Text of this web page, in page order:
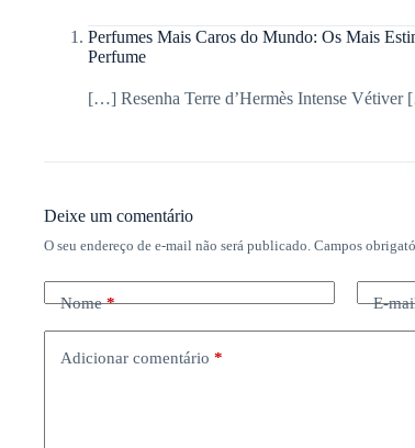
Perfumes Mais Caros do Mundo: Os Mais
Perfume
[…] Resenha Terre d’Hermès Intense
Deixe um comentário
O seu endereço de e-mail não será publicado. Campos
Nome* E-
Adicionar comentário *